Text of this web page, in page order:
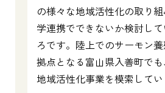
の様々な地域活性化の取り
学連携でできないか検討し
ろです。陸上でのサーモン
拠点となる富山県入善町で
地域活性化事業を模索してい